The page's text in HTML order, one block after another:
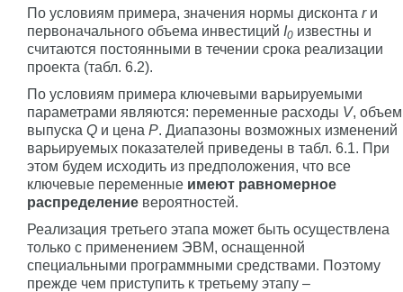
По условиям примера, значения нормы дисконта r и
первоначального объема инвестиций I0 известны и
считаются постоянными в течении срока реализации
проекта (табл. 6.2).
По условиям примера ключевыми варьируемыми
параметрами являются: переменные расходы V, объем
выпуска Q и цена P. Диапазоны возможных изменений
варьируемых показателей приведены в табл. 6.1. При
этом будем исходить из предположения, что все
ключевые переменные имеют равномерное
распределение вероятностей.
Реализация третьего этапа может быть осуществлена
только с применением ЭВМ, оснащенной
специальными программными средствами. Поэтому
прежде чем приступить к третьему этапу –